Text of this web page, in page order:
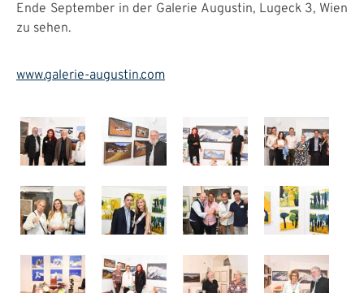
Ende September in der Galerie Augustin, Lugeck 3, Wien
zu sehen.
www.galerie-augustin.com